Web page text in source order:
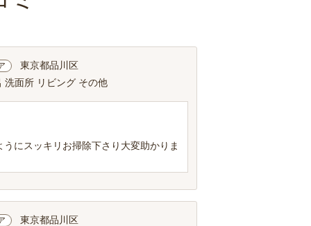
東京都品川区
洗面所 リビング その他
にスッキリお掃除下さり大変助かりま
東京都品川区